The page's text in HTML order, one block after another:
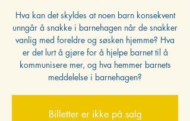
Hva kan det skyldes at noen barn konsekvent
unngår å snakke i barnehagen når de snakker
vanlig med foreldre og søsken hjemme? Hva
er det lurt å gjøre for å hjelpe barnet til å
kommunisere mer, og hva hemmer barnets
Billetter er ikke på salg